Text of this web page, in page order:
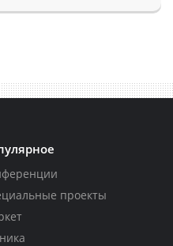
проекты